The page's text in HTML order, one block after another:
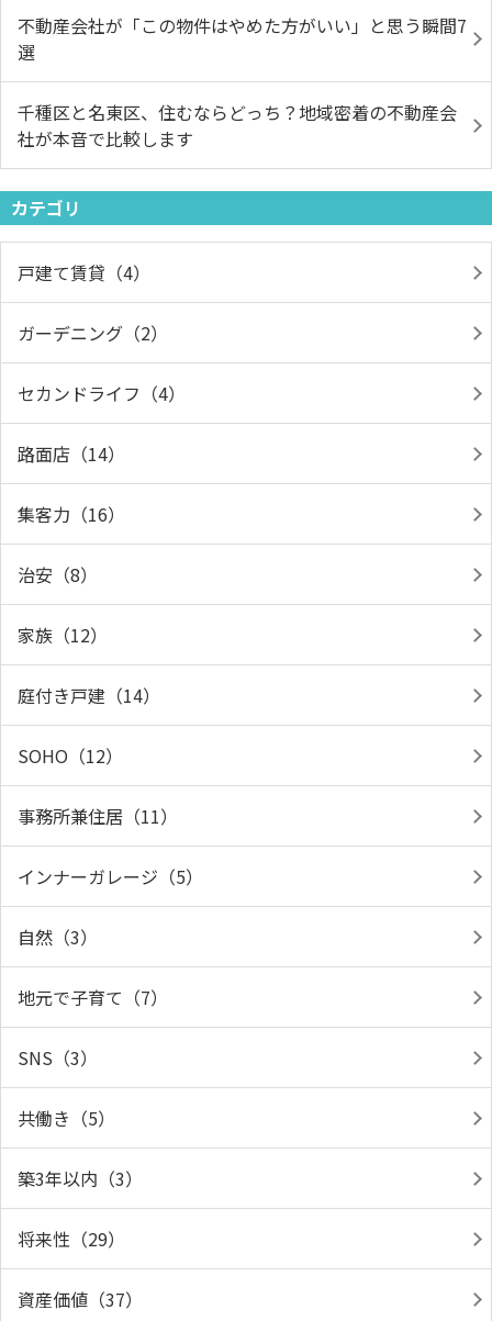
不動産会社が「この物件はやめた方がいい」と思う瞬間7
選
千種区と名東区、住むならどっち？地域密着の不動産会
社が本音で比較します
カテゴリ
戸建て賃貸（4）
ガーデニング（2）
セカンドライフ（4）
路面店（14）
集客力（16）
治安（8）
家族（12）
庭付き戸建（14）
SOHO（12）
事務所兼住居（11）
インナーガレージ（5）
自然（3）
地元で子育て（7）
SNS（3）
共働き（5）
築3年以内（3）
将来性（29）
資産価値（37）